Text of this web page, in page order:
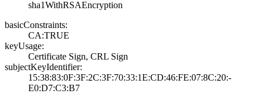
sha1WithRSAEncry­ption
basicConstraints:
CA:TRUE
keyUsage:
Certificate Sign­, CRL Sign
subjectKeyIdentifier:
15:38:83:0F:3F:2­C:3F:70:33:1E:CD­:46:FE:07:8C:20:­
E0:D7:C3:B7